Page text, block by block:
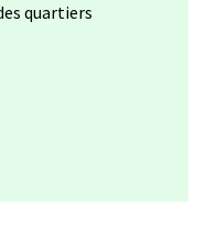
quartiers